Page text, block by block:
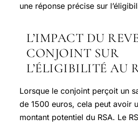
une réponse précise sur
L’IMPACT DU
CONJOINT SUR
L’ÉLIGIBILITÉ AU
Lorsque le conjoint perçoit un
de 1500 euros, cela peut avoir
montant potentiel du RSA. Le